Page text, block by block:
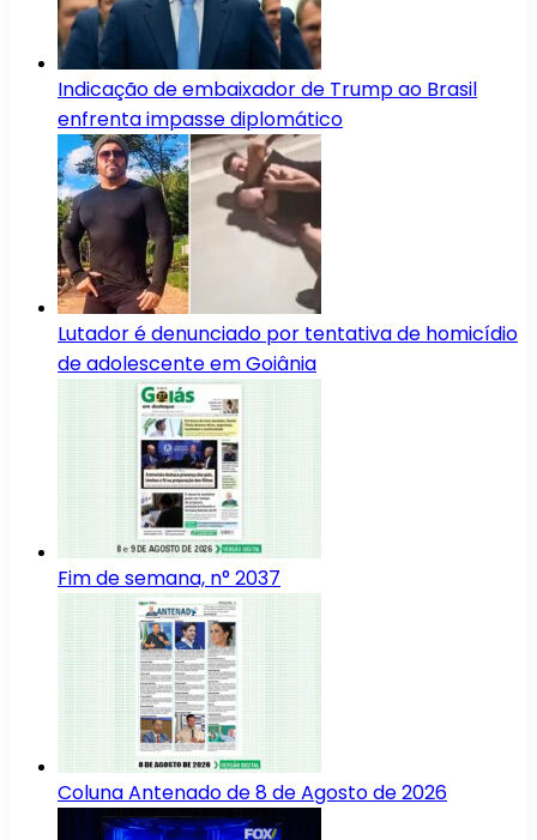
Indicação de embaixador de Trump ao Brasil
enfrenta impasse diplomático
Lutador é denunciado por tentativa de homicídio
de adolescente em Goiânia
Fim de semana, n° 2037
Coluna Antenado de 8 de Agosto de 2026